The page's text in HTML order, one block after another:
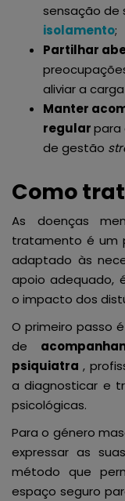
sensação de
isolamento;
Partilhar
aliviar a
Manter
regularpara
de gestão
Como
As doenças
tratamento é um
adaptado às
apoio adequado,
o impacto dos
O primeiro passo
de
psiquiatra ,
a diagnosticar e
psicológicas.
Para o género
expressar as
método que
espaço seguro